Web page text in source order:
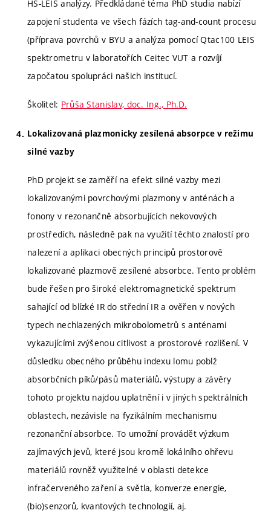
HS-LEIS analýzy. Předkládané téma PhD studia nabízí
zapojení studenta ve všech fázích tag-and-count procesu
(příprava povrchů v BYU a analýza pomocí Qtac100 LEIS
spektrometru v laboratořích Ceitec VUT a rozvíjí
započatou spolupráci našich institucí.
Školitel: Průša Stanislav, doc. Ing., Ph.D.
Lokalizovaná plazmonicky zesílená absorpce v režimu
silné vazby
PhD projekt se zaměří na efekt silné vazby mezi
lokalizovanými povrchovými plazmony v anténách a
fonony v rezonančně absorbujících nekovových
prostředích, následně pak na využití těchto znalostí pro
nalezení a aplikaci obecných principů prostorově
lokalizované plazmově zesílené absorbce. Tento problém
bude řešen pro široké elektromagnetické spektrum
sahající od blízké IR do střední IR a ověřen v nových
typech nechlazených mikrobolometrů s anténami
vykazujícími zvýšenou citlivost a prostorové rozlišení. V
důsledku obecného průběhu indexu lomu poblž
absorbčních píků/pásů materiálů, výstupy a závěry
tohoto projektu najdou uplatnění i v jiných spektrálních
oblastech, nezávisle na fyzikálním mechanismu
rezonanční absorbce. To umožní provádět výzkum
zajímavých jevů, které jsou kromě lokálního ohřevu
materiálů rovněž využitelné v oblasti detekce
infračerveného zaření a světla, konverze energie,
(bio)senzorů, kvantových technologií, aj.